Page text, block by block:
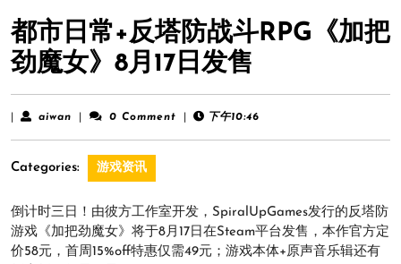
都市日常+反塔防战斗RPG《加把
劲魔女》8月17日发售
aiwan aiwan 0 Comment 下午10:46
Categories: 游戏资讯
倒计时三日！由彼方工作室开发，SpiralUpGames发行的反塔防
游戏《加把劲魔女》将于8月17日在Steam平台发售，本作官方定
价58元，首周15%off特惠仅需49元；游戏本体+原声音乐辑还有